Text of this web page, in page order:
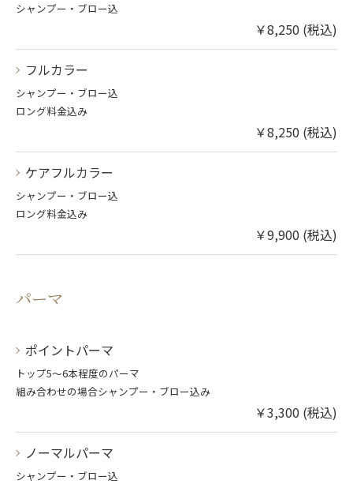
シャンプー・ブロー込
￥8,250 (税込)
フルカラー
シャンプー・ブロー込
ロング料金込み
￥8,250 (税込)
ケアフルカラー
シャンプー・ブロー込
ロング料金込み
￥9,900 (税込)
パーマ
ポイントパーマ
トップ5～6本程度のパーマ
組み合わせの場合シャンプー・ブロー込み
￥3,300 (税込)
ノーマルパーマ
シャンプー・ブロー込